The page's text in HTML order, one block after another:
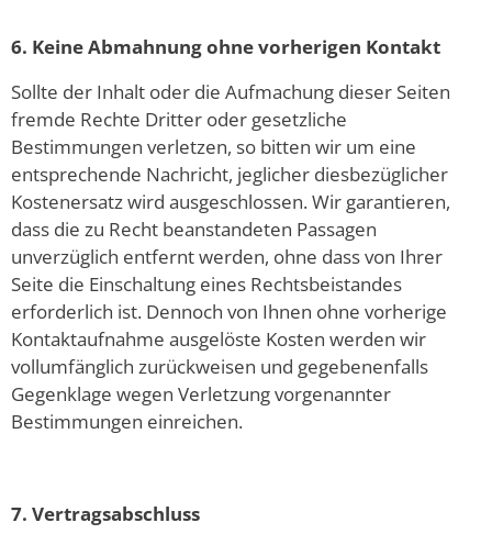
6. Keine Abmahnung ohne vorherigen Kontakt
Sollte der Inhalt oder die Aufmachung dieser Seiten
fremde Rechte Dritter oder gesetzliche
Bestimmungen verletzen, so bitten wir um eine
entsprechende Nachricht, jeglicher diesbezüglicher
Kostenersatz wird ausgeschlossen. Wir garantieren,
dass die zu Recht beanstandeten Passagen
unverzüglich entfernt werden, ohne dass von Ihrer
Seite die Einschaltung eines Rechtsbeistandes
erforderlich ist. Dennoch von Ihnen ohne vorherige
Kontaktaufnahme ausgelöste Kosten werden wir
vollumfänglich zurückweisen und gegebenenfalls
Gegenklage wegen Verletzung vorgenannter
Bestimmungen einreichen.
7. Vertragsabschluss